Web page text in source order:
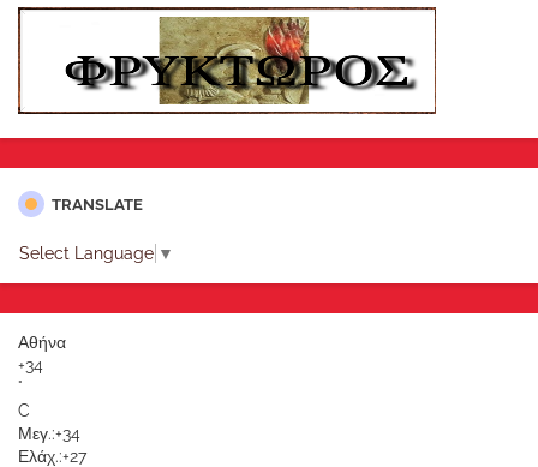
TRANSLATE
Select Language ▼
Αθήνα
+34
°
C
Μεγ.:+34
Ελάχ.:+27